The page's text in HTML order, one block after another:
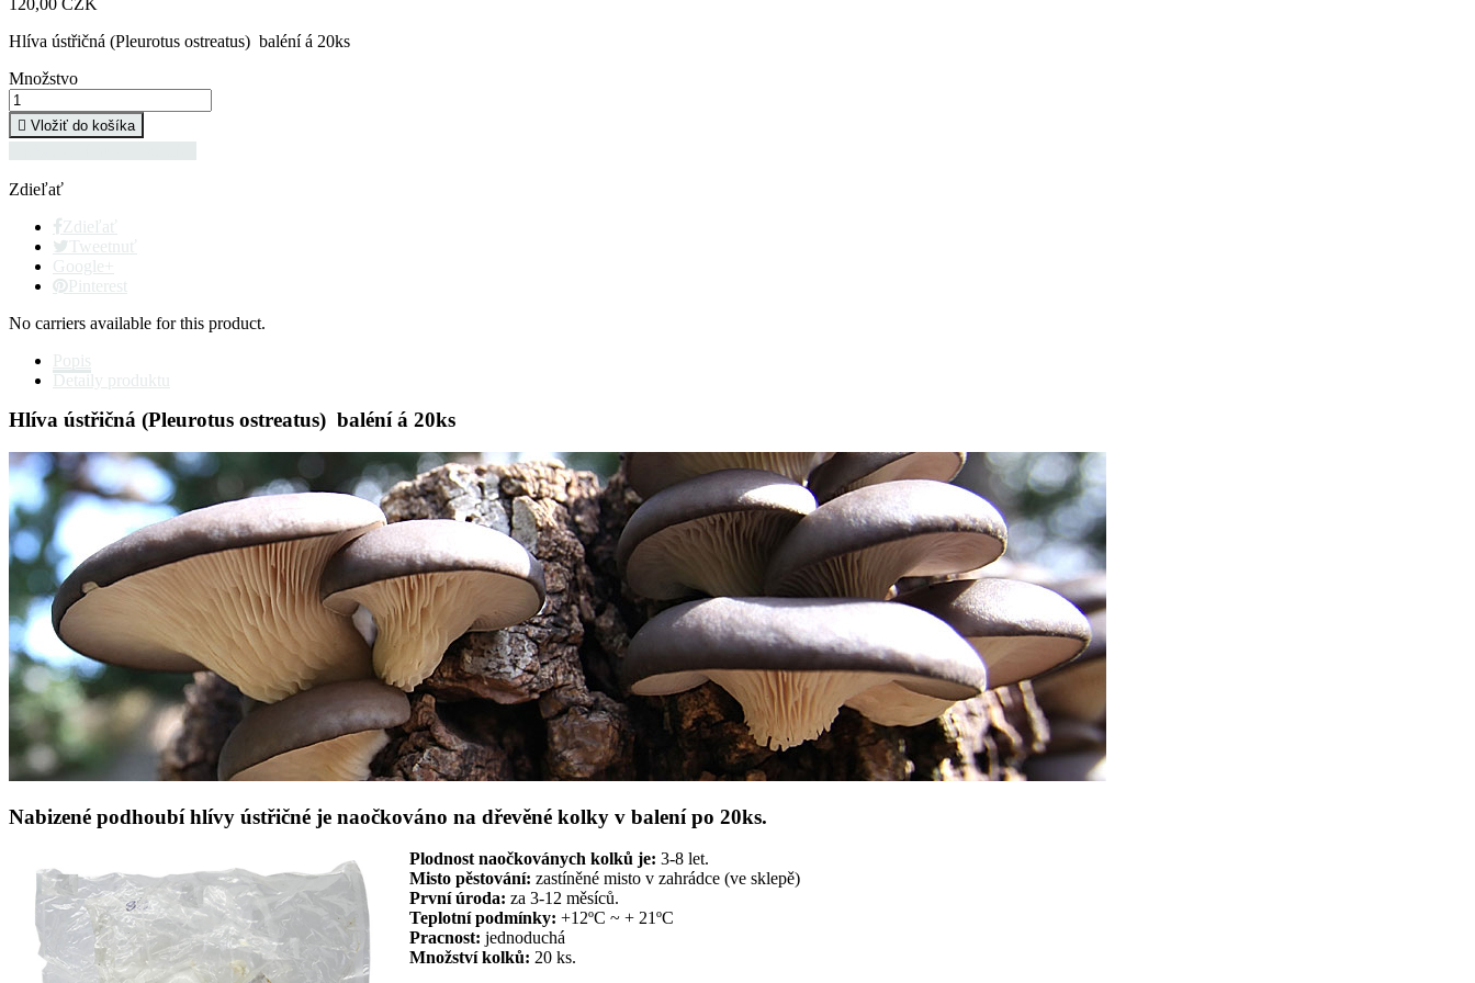
120,00 CZK
Hlíva ústřičná (Pleurotus ostreatus) baléní á 20ks
Množstvo
 Vložiť do košíka
Zdieľať
Zdieľať
Tweetnuť
Google+
Pinterest
No carriers available for this product.
Popis
Detaily produktu
Hlíva ústřičná (Pleurotus ostreatus) baléní á 20ks
Nabizené podhoubí hlívy ústřičné je naočkováno na dřevěné kolky v balení po 20ks.
Plodnost naočkoványch kolků je: 3-8 let.
Misto pěstování: zastíněné misto v zahrádce (ve sklepě)
První úroda: za 3-12 měsíců.
Teplotní podmínky: +12ºC ~ + 21ºC
Pracnost: jednoduchá
Množství kolků: 20 ks.